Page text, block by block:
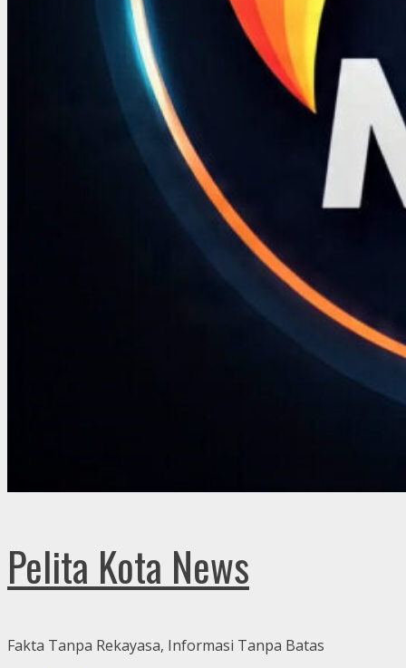
Pelita Kota News
Fakta Tanpa Rekayasa, Informasi Tanpa Batas